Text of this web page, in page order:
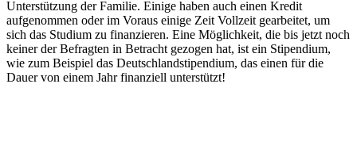
Unterstützung der Familie. Einige haben auch einen Kredit
aufgenommen oder im Voraus einige Zeit Vollzeit gearbeitet, um
sich das Studium zu finanzieren. Eine Möglichkeit, die bis jetzt noch
keiner der Befragten in Betracht gezogen hat, ist ein Stipendium,
wie zum Beispiel das Deutschlandstipendium, das einen für die
Dauer von einem Jahr finanziell unterstützt!